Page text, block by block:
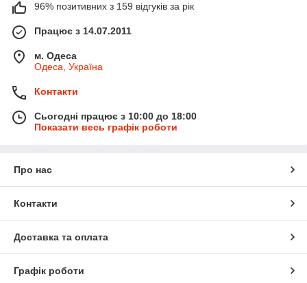
96% позитивних з 159 відгуків за рік
Працює з 14.07.2011
м. Одеса
Одеса, Україна
Контакти
Сьогодні працює з 10:00 до 18:00
Показати весь графік роботи
Про нас
Контакти
Доставка та оплата
Графік роботи